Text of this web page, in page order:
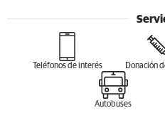
Teléfonos de interés Donación
Autobuses